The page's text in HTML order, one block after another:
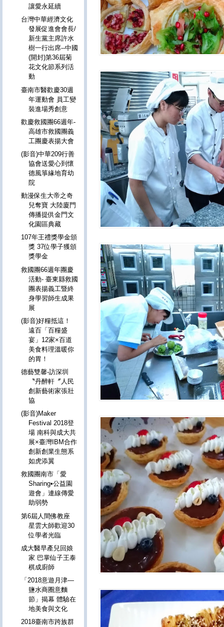
讓愛永延續
台灣中華經濟文化
發展促進會會長/
新生黨主席許水
樹一行出席--中國
(開封)第36屆菊
花文化節系列活
動
臺南市醫歡慶30週
年運動會 員工變
裝進場秀創意
歡慶救國團66週年-
高雄市救國團義
工團慶表揚大會
(影音)中華209行善
協會送愛心到懷
德風箏緣地育幼
院
動漫保生大帝之奇
兒奪寶 大陸廈門
傳播提供金門文
化園區典藏
107年王禮獎學金頒
獎 37位學子獲頒
獎學金
救國團66週年團慶
活動- 臺東縣救國
團表揚義工暨終
身學習師生成果
展
(影音)好糧抵這！
遠百「百糧盛
宴」12家×百道
美食料理溫暖你
的胃！
德藝雙馨-訪深圳
〝丹醉軒〞人民
創新藝術家張壯
協
(影音)Maker
Festival 2018登
場 南科與成大共
展×臺灣IBM合作
創新創業生態系
如虎添翼
救國團南市「愛
Sharing•公益園
遊會」連線傳愛
助弱勢
第6屆人間佛教座
星雲大師歡迎30
位學者光臨
成大醫早產兒回娘
家 巴掌仙子王泰
棋成廚師
「2018意遊月津—
鹽水商圈意麵
節」揭幕 體驗在
地美食與文化
2018臺南市跨族群